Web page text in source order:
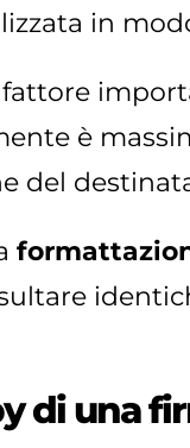
in
è
del
di una